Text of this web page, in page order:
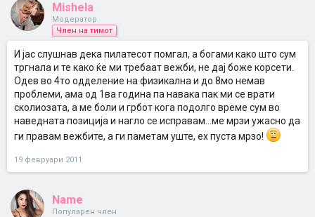
Mishela
Модератор
Член на тимот
И јас слушнав дека пилатесот помгал, а богами како што сум
тргнала и те како ќе ми требаат вежби, не дај боже корсети.
Одев во 4то одделение на физикална и до 8мо немав
проблеми, ама од 1ва година па навака пак ми се врати
сколиозата, а ме боли и грбот кога подолго време сум во
наведната позиција и нагло се исправам...ме мрзи ужасно да
ги правам вежбите, а ги паметам уште, ех пуста мрзо!
19 февруари 2011
Name
Популарен член